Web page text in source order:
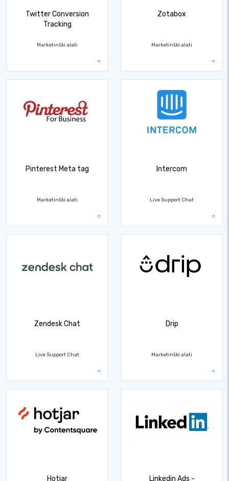
Twitter Conversion
Tracking
Marketinški alati
Zotabox
Marketinški alati
Pinterest Meta tag
Marketinški alati
Intercom
Live Support Chat
Zendesk Chat
Live Support Chat
Drip
Marketinški alati
Hotjar Linkedin Ads -